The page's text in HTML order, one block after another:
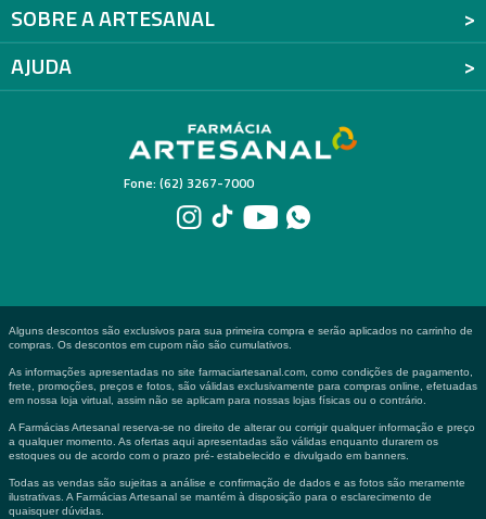
SOBRE A ARTESANAL
AJUDA
Fone: (62) 3267-7000
Alguns descontos são exclusivos para sua primeira compra e serão aplicados no carrinho de
compras. Os descontos em cupom não são cumulativos.
As informações apresentadas no site farmaciartesanal.com, como condições de pagamento,
frete, promoções, preços e fotos, são válidas exclusivamente para compras online, efetuadas
em nossa loja virtual, assim não se aplicam para nossas lojas físicas ou o contrário.
A Farmácias Artesanal reserva-se no direito de alterar ou corrigir qualquer informação e preço
a qualquer momento. As ofertas aqui apresentadas são válidas enquanto durarem os
estoques ou de acordo com o prazo pré- estabelecido e divulgado em banners.
Todas as vendas são sujeitas a análise e confirmação de dados e as fotos são meramente
ilustrativas. A Farmácias Artesanal se mantém à disposição para o esclarecimento de
quaisquer dúvidas.